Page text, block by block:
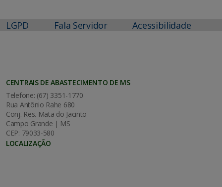
LGPD Fala Servidor Acessibilidade
CENTRAIS DE ABASTECIMENTO DE MS
Telefone: (67) 3351-1770
Rua Antônio Rahe 680
Conj. Res. Mata do Jacinto
Campo Grande | MS
CEP: 79033-580
LOCALIZAÇÃO